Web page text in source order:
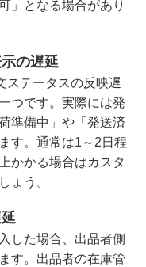
」となる場合があり
の遅延
ステータスの反映遅
つです。実際には発
準備中」や「発送済
す。通常は1～2日程
かかる場合はカスタ
ょう。
した場合、出品者側
す。出品者の在庫管